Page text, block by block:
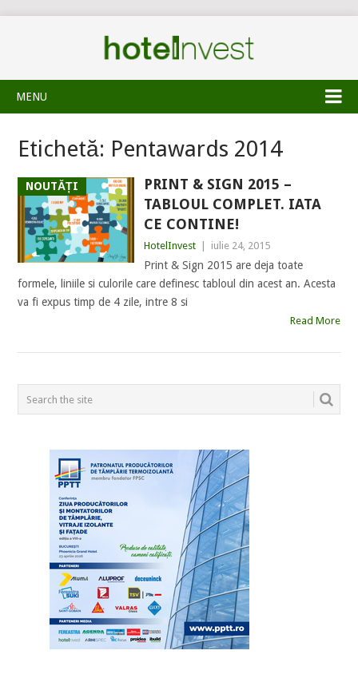
MENU
Etichetă: Pentawards 2014
NOUTĂȚI
PRINT & SIGN 2015 –
TABLOUL COMPLET. IATA
CE CONTINE!
HotelInvest iulie 24, 2015
Print & Sign 2015 are deja toate
formele, liniile si culorile care definesc tabloul din acest an. Acesta
va fi expus timp de 4 zile, intre 8 si
Read More
POSTS
NAVIGATION